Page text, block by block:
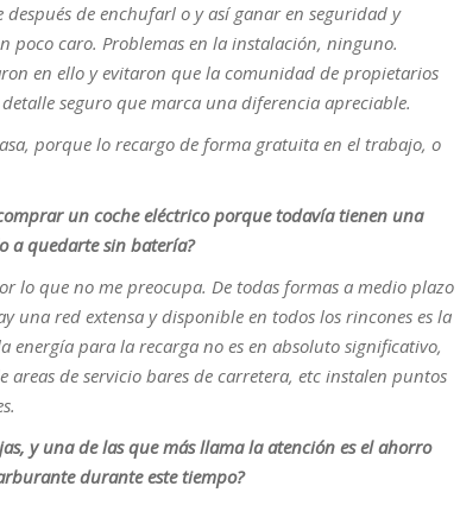
de enchufarl o y así ganar en seguridad y
poco caro. Problemas en la instalación, ninguno.
en ello y evitaron que la comunidad de propietarios
seguro que marca una diferencia apreciable.
porque lo recargo de forma gratuita en el trabajo, o
un coche eléctrico porque todavía tienen una
a quedarte sin batería?
lo que no me preocupa. De todas formas a medio plazo
una red extensa y disponible en todos los rincones es la
energía para la recarga no es en absoluto significativo,
de servicio bares de carretera, etc instalen puntos
y una de las que más llama la atención es el ahorro
durante este tiempo?